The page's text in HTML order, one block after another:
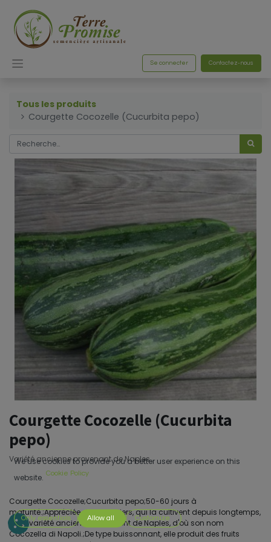
Se connecter Contactez-nous
Tous les produits
Courgette Cocozelle (Cucurbita pepo)
Courgette Cocozelle (Cucurbita
pepo)
Variété ancienne provenant de Naples.
Courgette Cocozelle;Cucurbita pepo;50-60 jours à
maturité.;Appréciée des jardiniers, qui la cultivent depuis longtemps,
cette variété ancienne nous vient de Naples, d'où son nom
Cocozella di Napoli.;De type buissonnant, elle produit des fruits
We use cookies to provide you a better user experience on this
website. Cookie Policy
Only essentials Allow all Customize